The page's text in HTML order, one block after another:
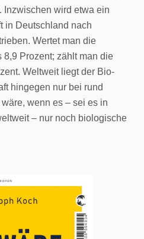
Inzwischen wird etwa ein
in Deutschland nach
Wertet man die
8,9 Prozent; zählt man die
Weltweit liegt der Bio-
hingegen nur bei rund
wenn es – sei es in
– nur noch biologische